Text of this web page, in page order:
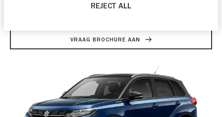
VRAAG BROCHURE AAN
REJECT ALL